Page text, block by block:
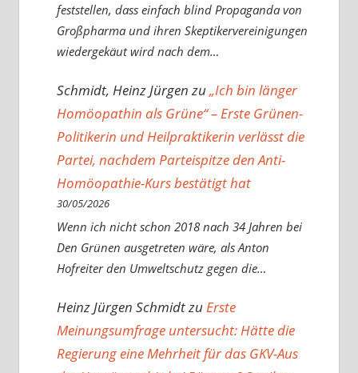
feststellen, dass einfach blind Propaganda von
Großpharma und ihren Skeptikervereinigungen
wiedergekäut wird nach dem…
Schmidt, Heinz Jürgen zu„Ich bin länger
Homöopathin als Grüne“ – Erste Grünen-
Politikerin und Heilpraktikerin verlässt die
Partei, nachdem Parteispitze den Anti-
Homöopathie-Kurs bestätigt hat
30/05/2026
Wenn ich nicht schon 2018 nach 34 Jahren bei
Den Grünen ausgetreten wäre, als Anton
Hofreiter den Umweltschutz gegen die…
Heinz Jürgen SchmidtzuErste
Meinungsumfrage untersucht: Hätte die
Regierung eine Mehrheit für das GKV-Aus